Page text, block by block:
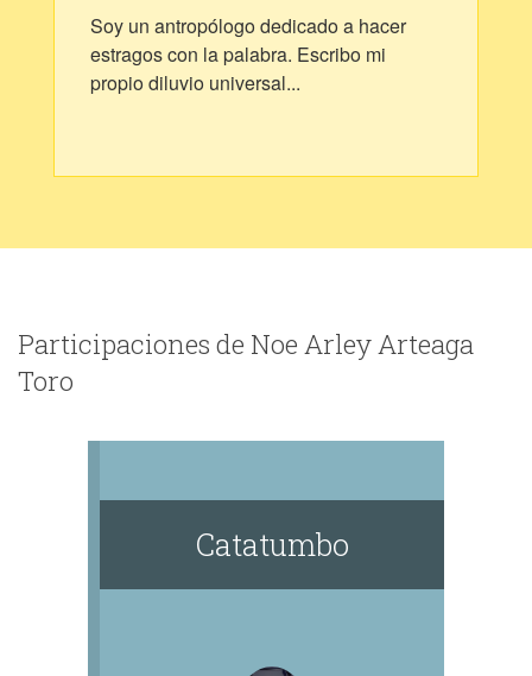
Soy un antropólogo dedicado a hacer
estragos con la palabra. Escribo mi
propio diluvio universal...
Participaciones de Noe Arley Arteaga
Toro
Catatumbo